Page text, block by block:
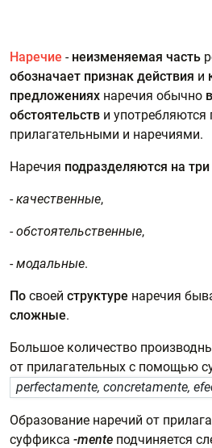
Наречие - неизменяемая часть
обозначает признак действия и
предложениях наречия обычно
обстоятельств и употребляются
прилагательными и наречиями.
Наречия подразделяются на три
-качественные,
-обстоятельственные,
-модальные.
По своей структуре наречия
сложные.
Большое количество
от прилагательных с помощью
perfectamente, concretamente,
Образование наречий от
суффикса -mente подчиняется